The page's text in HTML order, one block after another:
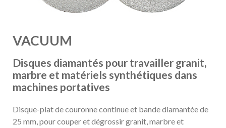
VACUUM
Disques diamantés pour travailler granit,
marbre et matériels synthétiques dans
machines portatives
Disque-plat de couronne continue et bande diamantée de
25 mm, pour couper et dégrossir granit, marbre et